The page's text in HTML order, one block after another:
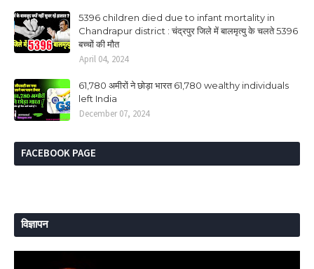
5396 children died due to infant mortality in
Chandrapur district : चंद्रपुर जिले में बालमृत्यु के चलते 5396
बच्चों की मौत
April 04, 2024
61,780 अमीरों ने छोड़ा भारत 61,780 wealthy individuals
left India
December 07, 2024
FACEBOOK PAGE
विज्ञापन